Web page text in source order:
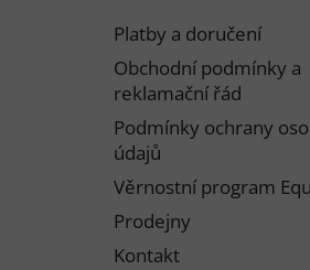
Platby a doručení
Obchodní podmínky a
reklamační řád
Podmínky ochrany
údajů
Věrnostní program
Prodejny
Kontakt